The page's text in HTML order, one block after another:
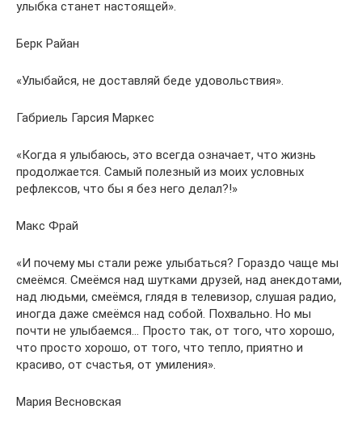
улыбка станет настоящей».
Берк Райан
«Улыбайся, не доставляй беде удовольствия».
Габриель Гарсия Маркес
«Когда я улыбаюсь, это всегда означает, что жизнь
продолжается. Самый полезный из моих условных
рефлексов, что бы я без него делал?!»
Макс Фрай
«И почему мы стали реже улыбаться? Гораздо чаще мы
смеёмся. Смеёмся над шутками друзей, над анекдотами,
над людьми, смеёмся, глядя в телевизор, слушая радио,
иногда даже смеёмся над собой. Похвально. Но мы
почти не улыбаемся… Просто так, от того, что хорошо,
что просто хорошо, от того, что тепло, приятно и
красиво, от счастья, от умиления».
Мария Весновская